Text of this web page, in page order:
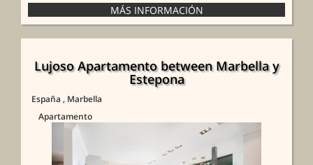
Lujoso Apartamento between Marbella y
Estepona
España , Marbella
Apartamento